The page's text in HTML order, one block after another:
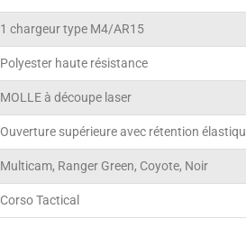
1 chargeur type M4/AR15
Polyester haute résistance
MOLLE à découpe laser
Ouverture supérieure avec rétention
Multicam, Ranger Green, Coyote, Noir
Corso Tactical